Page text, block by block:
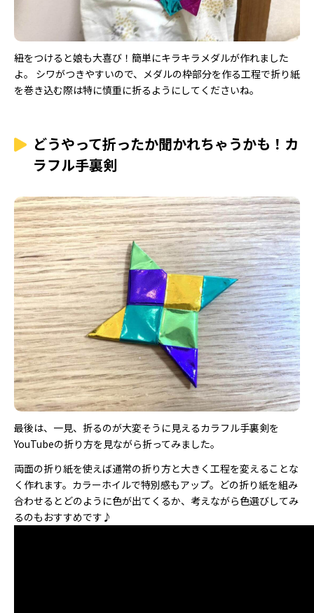
紐をつけると娘も大喜び！簡単にキラキラメダルが作れました
よ。 シワがつきやすいので、メダルの枠部分を作る工程で折り紙
を巻き込む際は特に慎重に折るようにしてくださいね。
どうやって折ったか聞かれちゃうかも！カ
ラフル手裏剣
最後は、一見、折るのが大変そうに見えるカラフル手裏剣を
YouTubeの折り方を見ながら折ってみました。
両面の折り紙を使えば通常の折り方と大きく工程を変えることな
く作れます。カラーホイルで特別感もアップ。どの折り紙を組み
合わせるとどのように色が出てくるか、考えながら色選びしてみ
るのもおすすめです♪